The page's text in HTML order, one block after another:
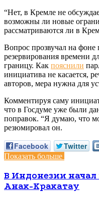
“Нет, в Кремле не
возможны ли новые
рассматриваются ли в
Вопрос прозвучал на
резервирования времени
границу. Как пояснили
инициатива не касается,
авторов, мера нужна для
Комментируя саму
что в Госдуме уже были
поправок. “Я думаю, что
резюмировал он.
Facebook Twitter
Показать больше
В Индонезии начал
Анак-Кракатау